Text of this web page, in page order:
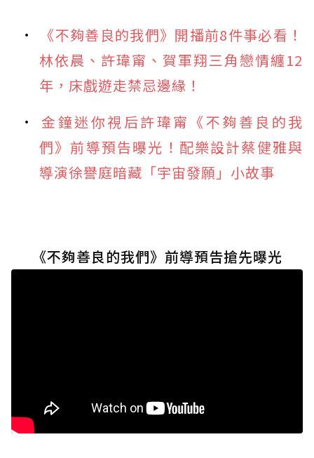
《不夠善良的我們》開播前8件事必看！
林依晨、許瑋甯、賀軍翔三角戀情纏12
年，床戲遊走禁忌邊緣！
金鐘迷你視后許瑋甯《不夠善良的我
們》前導預告曝光！配樂設計蔡健雅與
導演徐譽庭暗藏「宇宙發願」小故事
《不夠善良的我們》前導預告搶先曝光